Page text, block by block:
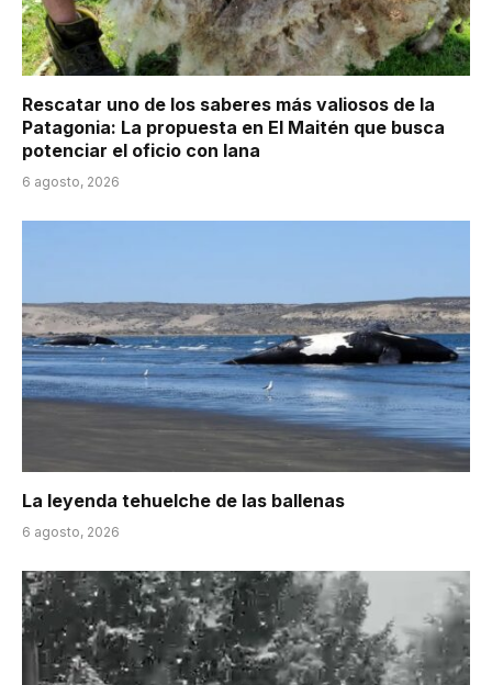
Rescatar uno de los saberes más valiosos de la
Patagonia: La propuesta en El Maitén que busca
potenciar el oficio con lana
6 agosto, 2026
La leyenda tehuelche de las ballenas
6 agosto, 2026